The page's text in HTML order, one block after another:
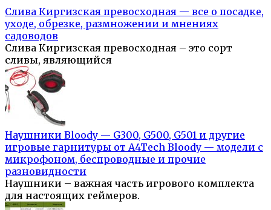
Слива Киргизская превосходная — все о посадке,
уходе, обрезке, размножении и мнениях
садоводов
Слива Киргизская превосходная – это сорт
сливы, являющийся
Наушники Bloody — G300, G500, G501 и другие
игровые гарнитуры от A4Tech Bloody — модели с
микрофоном, беспроводные и прочие
разновидности
Наушники – важная часть игрового комплекта
для настоящих геймеров.